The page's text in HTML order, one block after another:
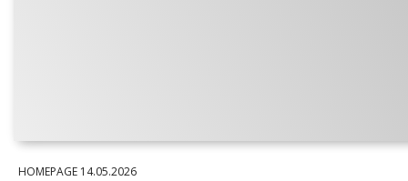
HOMEPAGE 14.05.2026